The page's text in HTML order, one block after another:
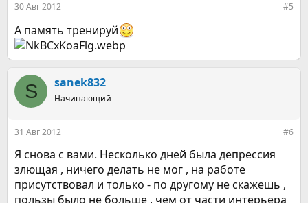
30 Авг 2012 #5
А память тренируй
S sanek832
Начинающий
31 Авг 2012 #6
Я снова с вами. Несколько дней была депрессия
злющая , ничего делать не мог , на работе
присутствовал и только - по другому не скажешь ,
пользы было не больше , чем от части интерьера